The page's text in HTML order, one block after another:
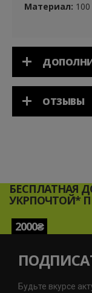
Материал:
ОТЗЫВЫ
БЕСПЛАТНАЯ
УКРПОЧТОЙ*
2000₴
Будьте вкурсе